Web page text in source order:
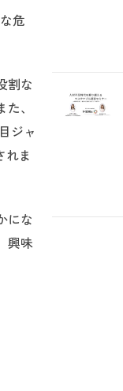
危
割な
、
ジャ
れま
にな
興味